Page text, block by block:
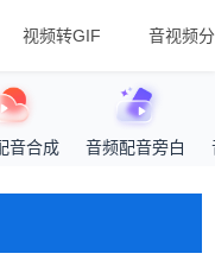
视频转GIF 音视频
音合成 音频配音旁白